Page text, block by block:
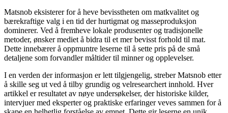
Matsnob eksisterer for å heve bevisstheten om matkvalitet og
bærekraftige valg i en tid der hurtigmat og masseproduksjon
dominerer. Ved å fremheve lokale produsenter og tradisjonelle
metoder, ønsker mediet å bidra til et mer bevisst forhold til mat.
Dette innebærer å oppmuntre leserne til å sette pris på de små
detaljene som forvandler måltider til minner og opplevelser.
I en verden der informasjon er lett tilgjengelig, streber Matsnob etter
å skille seg ut ved å tilby grundig og velresearchert innhold. Hver
artikkel er resultatet av nøye undersøkelser, der historiske kilder,
intervjuer med eksperter og praktiske erfaringer veves sammen for å